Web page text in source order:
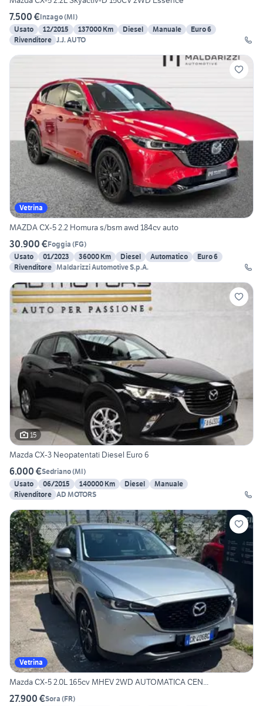
7.500 €Inzago(MI)
Usato
12/2015 137000 Km Diesel Manuale
Euro 6
Rivenditore J.J. AUTO
Vetrina
MAZDA CX-5 2.2 Homura s/bsm awd 184cv auto
30.900 €Foggia (FG)
Usato
01/2023 36000 Km Diesel Automatico
Euro 6
Rivenditore Maldarizzi Automotive S.p.A.
15
Mazda CX-3 Neopatentati Diesel Euro 6
6.000 €Sedriano(MI)
Usato
06/2015 140000 Km Diesel
Manuale
Rivenditore AD MOTORS
Vetrina
Mazda CX-5 2.0L 165cv MHEV 2WD AUTOMATICA CEN...
27.900 €Sora (FR)